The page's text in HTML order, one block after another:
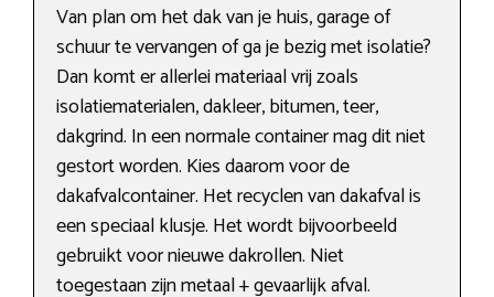
Van plan om het dak van je huis, garage of
schuur te vervangen of ga je bezig met isolatie?
Dan komt er allerlei materiaal vrij zoals
isolatiematerialen, dakleer, bitumen, teer,
dakgrind. In een normale container mag dit niet
gestort worden. Kies daarom voor de
dakafvalcontainer. Het recyclen van dakafval is
een speciaal klusje. Het wordt bijvoorbeeld
gebruikt voor nieuwe dakrollen. Niet
toegestaan zijn metaal + gevaarlijk afval.